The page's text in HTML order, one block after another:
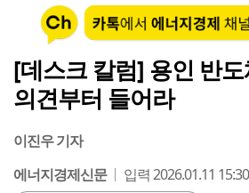
[데스크 칼럼] 용인 반
의견부터 들어라
이진우 기자
에너지경제신문
입력 2026.01.11 15:30